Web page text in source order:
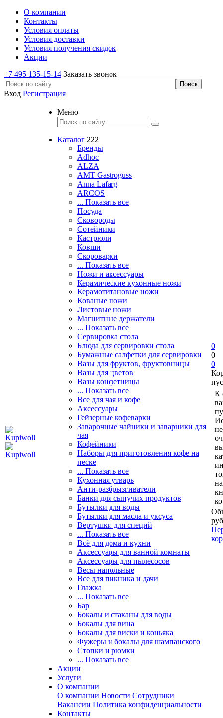
О компании
Контакты
Условия оплаты
Условия доставки
Условия получения скидок
Акции
+7 495 135-15-14 Заказать звонок
Вход Регистрация
Меню
Каталог 222
Бренды
Adhoc
ALZA
AMT Gastroguss
Anna Lafarg
ARCOS
... Показать все
Посуда
Сковороды
Сотейники
Кастрюли
Ковши
Скороварки
... Показать все
Ножи и аксессуары
Керамические кухонные ножи
Керамотитановые ножи
Кованые ножи
Листовые ножи
Магнитные держатели
... Показать все
Сервировка стола
Блюда для сервировки стола
Бумажные салфетки для сервировки
Вазы для фруктов, фруктовницы
Вазы для цветов
Вазы конфетницы
... Показать все
Все для чая и кофе
Аксессуары
Гейзерные кофеварки
Заварочные чайники и заварники для
чая
Кофейники
Наборы для приготовления кофе на
песке
... Показать все
Кухонная утварь
Анти-разбрызгиватели
Банки для сыпучих продуктов
Бутылки для воды
Бутылки для масла и уксуса
Вертушки для специй
... Показать все
Всё для дома и кухни
Аксессуары для ванной комнаты
Аксессуары для пылесосов
Весы напольные
Все для пикника и дачи
Глажка
... Показать все
Бар
Бокалы и стаканы для воды
Бокалы для вина
Бокалы для виски и коньяка
Фужеры и бокалы для шампанского
Стопки и рюмки
... Показать все
Акции
Услуги
О компании
О компании Новости Сотрудники
Вакансии Политика конфиденциальности
Контакты
0
0
0
К